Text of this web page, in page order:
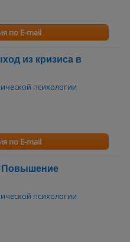
по E-mail
из кризиса в
психологии
по E-mail
психологии